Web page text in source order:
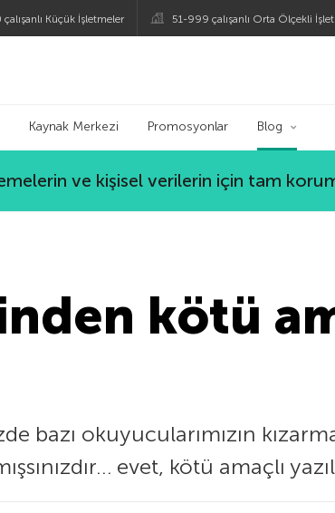
Küçük İşletmeler 51-999 çalışanlı Orta Ölçekli
Kaynak Merkezi Promosyonlar Blog
ve kişisel verilerin için tam
kötü
bazı okuyucularımızın
evet, kötü amaçlı